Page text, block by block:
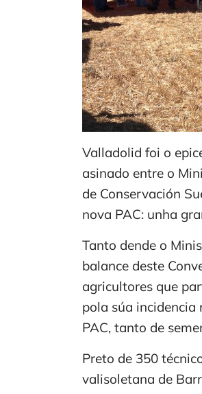
Valladolid foi o
asinado entre o
de Conservación
nova PAC: unha
Tanto dende o
balance deste
agricultores que
pola súa incidencia
PAC, tanto de
Preto de 350
valisoletana de